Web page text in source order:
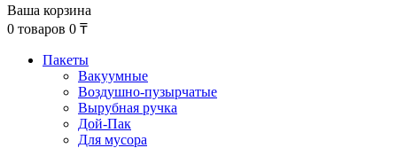
Ваша корзина
0 товаров 0 ₸
Пакеты
Вакуумные
Воздушно-пузырчатые
Вырубная ручка
Дой-Пак
Для мусора